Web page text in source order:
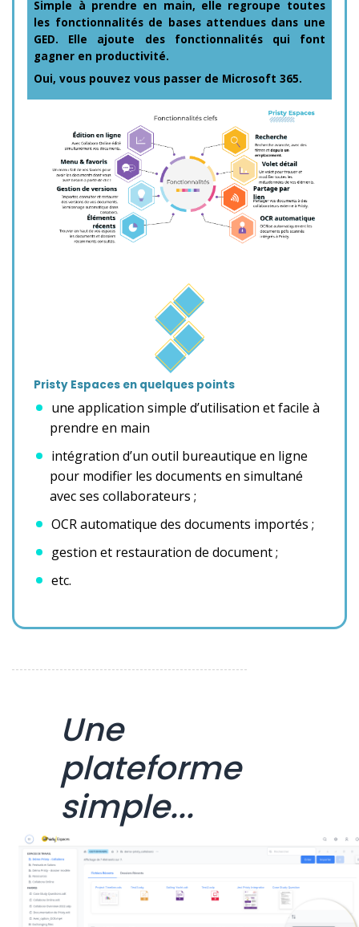
Simple à prendre en main, elle regroupe toutes
les fonctionnalités de bases attendues dans une
GED. Elle ajoute des fonctionnalités qui font
gagner en productivité.
Oui, vous pouvez vous passer de Microsoft 365.
Pristy Espaces en quelques points
une application simple d’utilisation et facile à
prendre en main
intégration d’un outil bureautique en ligne
pour modifier les documents en simultané
avec ses collaborateurs ;
OCR automatique des documents importés ;
gestion et restauration de document ;
etc.
Une
plateforme
simple...